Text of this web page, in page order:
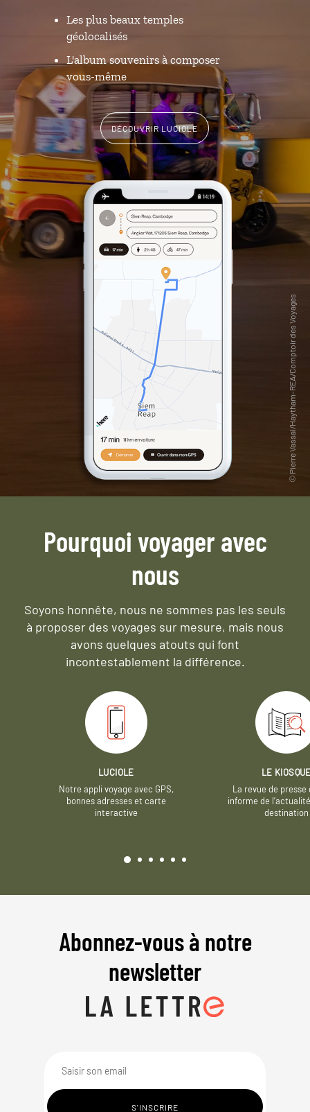
Les plus beaux temples
géolocalisés
L'album souvenirs à composer
vous-même
DÉCOUVRIR LUCIOLE
Pourquoi voyager avec
nous
Soyons honnête, nous ne sommes pas les seuls
à proposer des voyages sur mesure, mais nous
avons quelques atouts qui font
incontestablement la différence.
LUCIOLE
Notre appli voyage avec GPS,
bonnes adresses et carte
interactive
LE
La revue de presse
informe de
destination
Abonnez-vous à notre
newsletter